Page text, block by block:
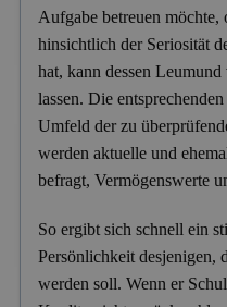
Über
Aufgabe betreuen möchte,
hinsichtlich der Seriosität
hat, kann dessen
lassen. Die
Umfeld der zu
werden aktuelle und
befragt, Vermögenswerte
So ergibt sich schnell ein
Persönlichkeit desjenigen,
werden soll. Wenn er